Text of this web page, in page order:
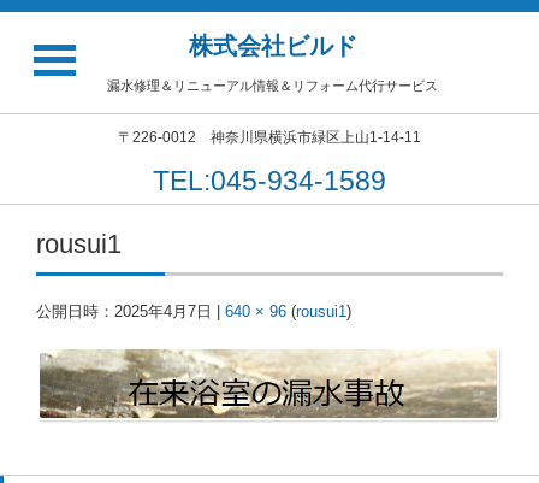
株式会社ビルド
漏水修理＆リニューアル情報＆リフォーム代行サービス
〒226-0012 神奈川県横浜市緑区上山1-14-11
TEL:045-934-1589
rousui1
公開日時： 2025年4月7日 640 × 96 (rousui1)